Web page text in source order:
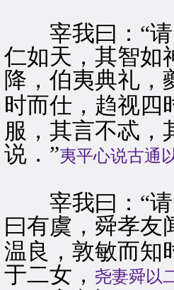
宰我曰：“请
仁如天，其智如
降，伯夷典礼，
时而仕，趋视四
服，其言不忒，
说．”夷平心说古通
宰我曰：“请
曰有虞，舜孝友
温良，敦敏而知
于二女， 尧妻舜以